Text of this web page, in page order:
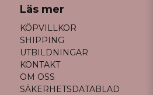
Läs mer
KÖPVILLKOR
SHIPPING
UTBILDNINGAR
KONTAKT
OM OSS
SÄKERHETSDATABLAD